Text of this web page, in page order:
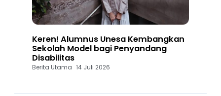
Keren! Alumnus Unesa Kembangkan
Sekolah Model bagi Penyandang
Disabilitas
Berita Utama 14 Juli 2026